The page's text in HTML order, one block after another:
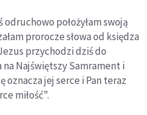
położyłam swoją
prorocze słowa od księdza
przychodzi dziś do
Najświętszy Samrament i
oznacza jej serce i Pan teraz
miłość".